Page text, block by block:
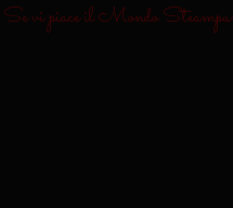
Se vi piace il Mondo